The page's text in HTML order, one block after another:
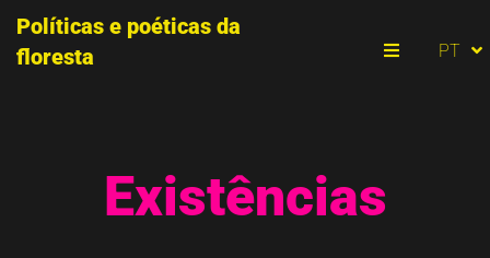
Políticas e poéticas da
floresta
PT
EN
Existências